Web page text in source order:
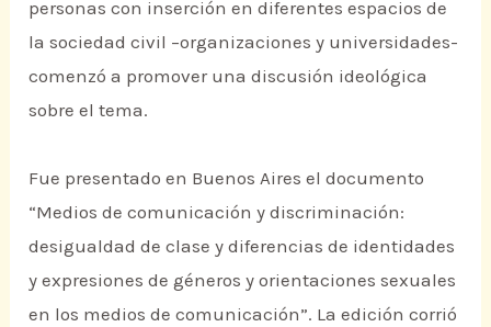
personas con inserción en diferentes espacios de
la sociedad civil –organizaciones y universidades-
comenzó a promover una discusión ideológica
sobre el tema.
Fue presentado en Buenos Aires el documento
“Medios de comunicación y discriminación:
desigualdad de clase y diferencias de identidades
y expresiones de géneros y orientaciones sexuales
en los medios de comunicación”. La edición corrió